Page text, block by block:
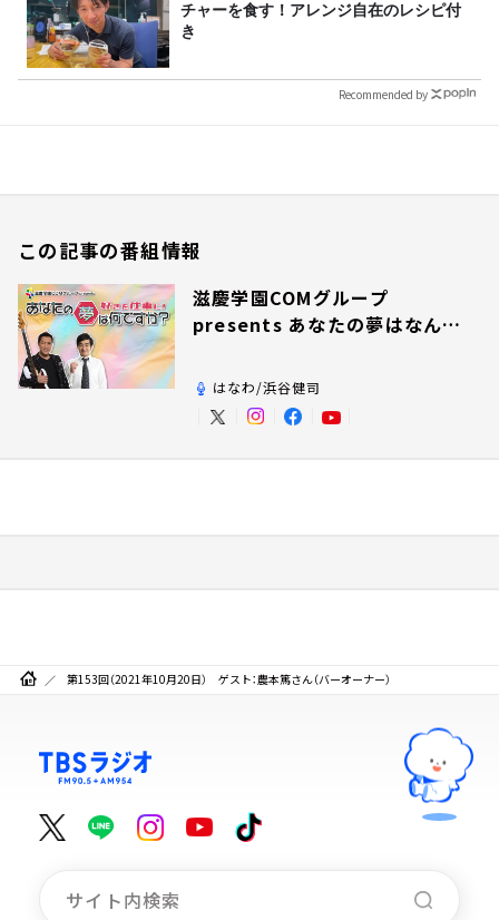
チャーを食す！アレンジ自在のレシピ付
き
Recommended by
この記事の番組情報
滋慶学園COMグループ
presents あなたの夢はなんで
はなわ/浜谷健司
第153回（2021年10月20日） ゲスト：農本篤さん（バーオーナー）